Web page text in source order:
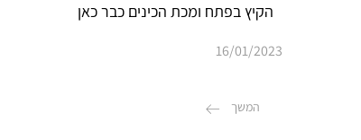
הקיץ בפתח ומכת הכינים כבר כאן
16/01/2023
המשך